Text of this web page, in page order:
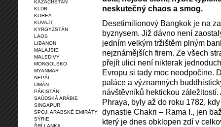
neskutečný chaos a smog.
Desetimilionový Bangkok je na
byznysem. Již dávno není
jedním velkým tržištěm plným
nejznámějších firem. Ze všech
přejít ulici není nikterak
Evropu si tady moc neodpočine.
paláce a významných
návštěvníků hektickou
Phraya, byly až do roku 1782,
dynastie Chakri – Rama I., jen
který je dnes obklopen zdí v
KAZACHSTÁN
KLDR
KOREA
KUVAJT
KYRGYZSTÁN
LAOS
LIBANON
MALAJSIE
MALEDIVY
MONGOLSKO
MYANMAR
NEPÁL
OMÁN
PÁKISTÁN
SAÚDSKÁ ARÁBIE
SINGAPUR
SPOJ. ARABSKÉ EMIRÁTY
SÝRIE
ŠRÍ LANKA